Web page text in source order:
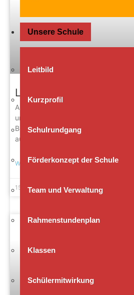
Unsere Schule
Leitbild
Kurzprofil
Schulrundgang
Förderkonzept der Schule
Team und Verwaltung
Rahmenstundenplan
Klassen
Schülermitwirkung
Lerngang zur Piuskirche
Anfang Juli besuchten die
und 4 die Piuskirche und setzten
Besonderheiten eines christlichen
auseinander. Mit großer Neugier
WEITERLESEN »
15. Juli 2026 Keine Kommentare